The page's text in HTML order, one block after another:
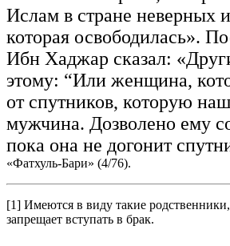
Ислам в стране неверных
которая освободилась».
Ибн Хаджар сказал:
этому: “Или женщина,
от спутников, которую
мужчина. Дозволено ему
пока она не догонит
«Фатхуль-Бари» (4/76).
[1] Имеются в виду такие
запрещает вступать в брак.